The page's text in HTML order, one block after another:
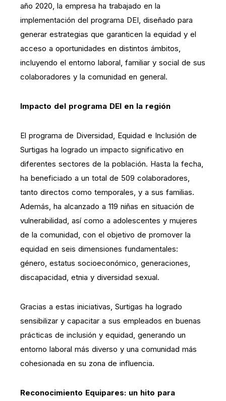
año 2020, la empresa ha trabajado en la
implementación del programa DEI, diseñado para
generar estrategias que garanticen la equidad y el
acceso a oportunidades en distintos ámbitos,
incluyendo el entorno laboral, familiar y social de sus
colaboradores y la comunidad en general.
Impacto del programa DEI en la región
El programa de Diversidad, Equidad e Inclusión de
Surtigas ha logrado un impacto significativo en
diferentes sectores de la población. Hasta la fecha,
ha beneficiado a un total de 509 colaboradores,
tanto directos como temporales, y a sus familias.
Además, ha alcanzado a 119 niñas en situación de
vulnerabilidad, así como a adolescentes y mujeres
de la comunidad, con el objetivo de promover la
equidad en seis dimensiones fundamentales:
género, estatus socioeconómico, generaciones,
discapacidad, etnia y diversidad sexual.
Gracias a estas iniciativas, Surtigas ha logrado
sensibilizar y capacitar a sus empleados en buenas
prácticas de inclusión y equidad, generando un
entorno laboral más diverso y una comunidad más
cohesionada en su zona de influencia.
Reconocimiento Equipares: un hito para